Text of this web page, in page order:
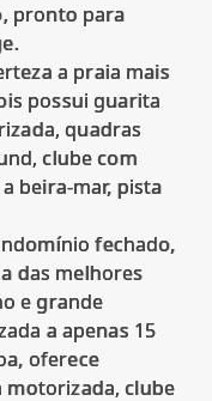
pronto para
a praia mais
possui guarita
quadras
clube com
beira-mar, pista
fechado,
das melhores
e grande
a apenas 15
oferece
motorizada, clube